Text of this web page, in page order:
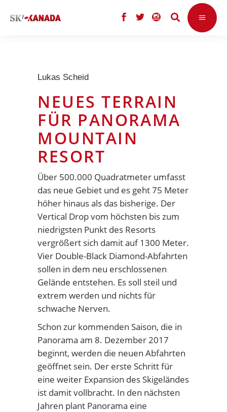
Lukas Scheid
NEUES TERRAIN
FÜR PANORAMA
MOUNTAIN
RESORT
Über 500.000 Quadratmeter umfasst
das neue Gebiet und es geht 75 Meter
höher hinaus als das bisherige. Der
Vertical Drop vom höchsten bis zum
niedrigsten Punkt des Resorts
vergrößert sich damit auf 1300 Meter.
Vier Double-Black Diamond-Abfahrten
sollen in dem neu erschlossenen
Gelände entstehen. Es soll steil und
extrem werden und nichts für
schwache Nerven.
Schon zur kommenden Saison, die in
Panorama am 8. Dezember 2017
beginnt, werden die neuen Abfahrten
geöffnet sein. Der erste Schritt für
eine weiter Expansion des Skigeländes
ist damit vollbracht. In den nächsten
Jahren plant Panorama eine